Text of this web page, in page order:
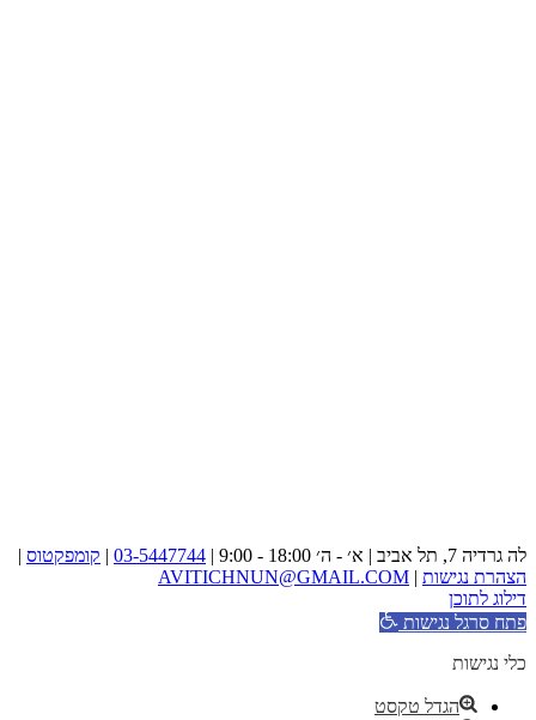
לה גרדיה 7, תל אביב | א׳ - ה׳ 18:00 - 9:00 | 03-5447744
| קומפקטוס |
הצהרת נגישות |
AVITICHNUN@GMAIL.COM
דילוג לתוכן
פתח סרגל נגישות
כלי נגישות
הגדל טקסט